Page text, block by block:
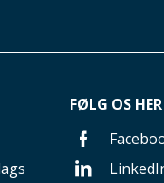
FØLG OS HER